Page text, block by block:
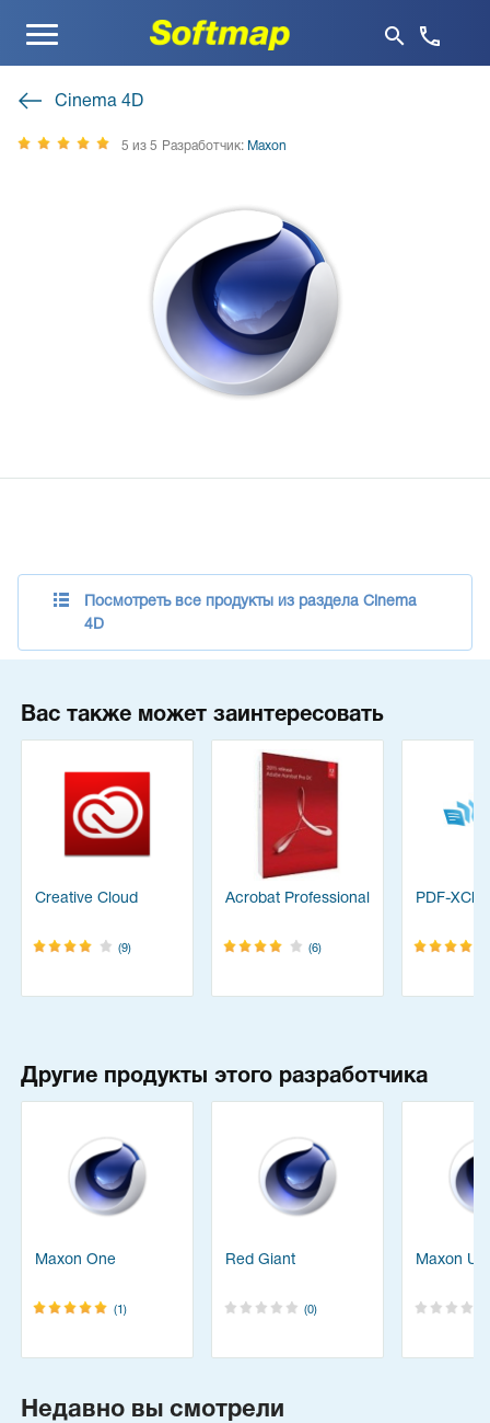
Меню
Cinema 4D
5 из 5 Разработчик: Maxon
Посмотреть все продукты из раздела Cinema
4D
Вас также может заинтересовать
Creative Cloud
(9)
Acrobat Professional
(6)
PDF-
Другие продукты этого разработчика
Maxon One
(1)
Red Giant
(0)
Maxon
Недавно вы смотрели